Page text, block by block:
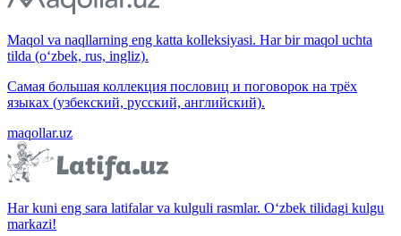
Maqol va naqllarning eng katta kolleksiyasi. Har bir maqol uchta
tilda (o‘zbek, rus, ingliz).
Самая большая коллекция пословиц и поговорок на трёх
языках (узбекский, русский, английский).
maqollar.uz
Har kuni eng sara latifalar va kulguli rasmlar. O‘zbek tilidagi kulgu
markazi!